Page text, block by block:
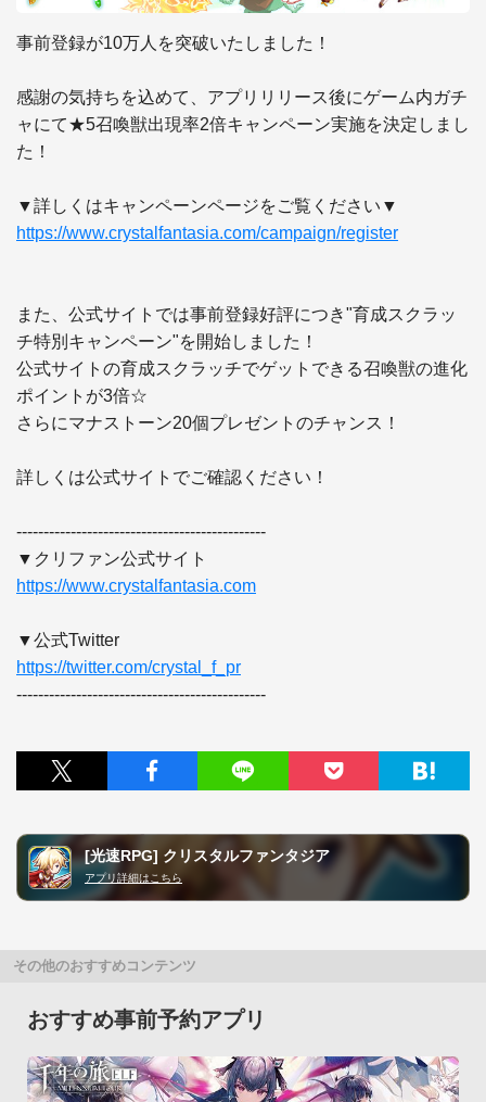
事前登録が10万人を突破いたしました！
感謝の気持ちを込めて、アプリリリース後にゲーム内ガチ
ャにて★5召喚獣出現率2倍キャンペーン実施を決定しまし
た！
https://www.crystalfantasia.com/campaign/register
また、公式サイトでは事前登録好評につき"育成スクラッ
チ特別キャンペーン"を開始しました！
公式サイトの育成スクラッチでゲットできる召喚獣の進化
ポイントが3倍☆
さらにマナストーン20個プレゼントのチャンス！
詳しくは公式サイトでご確認ください！
----------------------------------------------
https://www.crystalfantasia.com
https://twitter.com/crystal_f_pr
----------------------------------------------
[光速RPG] クリスタルファンタジア
アプリ詳細はこちら
その他のおすすめコンテンツ
おすすめ事前予約アプリ